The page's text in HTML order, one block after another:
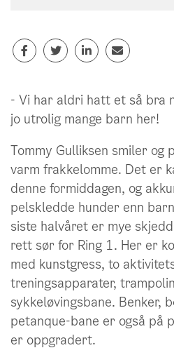
- Vi har aldri hatt et så bra
jo utrolig mange barn her!
Tommy Gulliksen smiler og
varm frakkelomme. Det er
denne formiddagen, og
pelskledde hunder enn
siste halvåret er mye
rett sør for Ring 1. Her er
med kunstgress, to
treningsapparater,
sykkeløvingsbane. Benker,
petanque-bane er også på
er oppgradert.